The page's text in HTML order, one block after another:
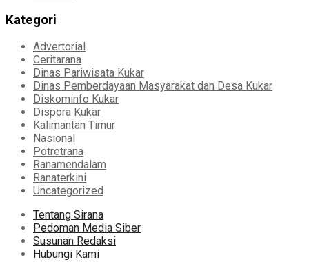
Kategori
Advertorial
Ceritarana
Dinas Pariwisata Kukar
Dinas Pemberdayaan Masyarakat dan Desa Kukar
Diskominfo Kukar
Dispora Kukar
Kalimantan Timur
Nasional
Potretrana
Ranamendalam
Ranaterkini
Uncategorized
Tentang Sirana
Pedoman Media Siber
Susunan Redaksi
Hubungi Kami